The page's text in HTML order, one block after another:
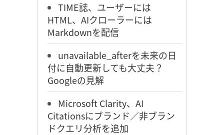
TIME誌、ユーザーには
HTML、AIクローラーには
Markdownを配信
unavailable_afterを未来の日
付に自動更新しても大丈夫？
Googleの見解
Microsoft Clarity、AI
Citationsにブランド／非ブラン
ドクエリ分析を追加